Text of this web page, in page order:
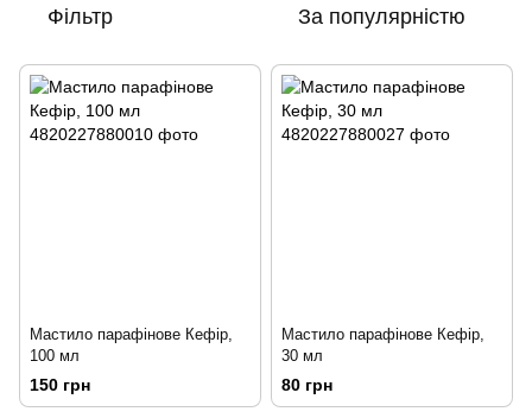
Фільтр За популярністю
Мастило парафінове Кефір,
100 мл
150 грн
Мастило парафінове Кефір,
30 мл
80 грн